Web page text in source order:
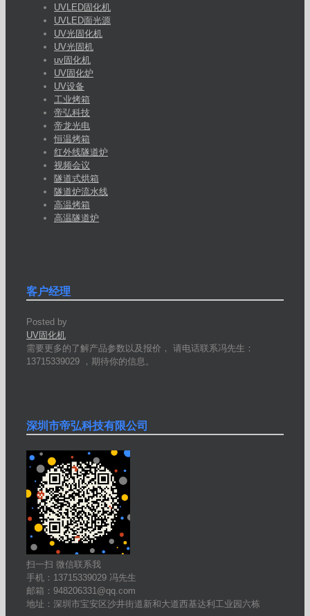
UVLED固化机
UVLED面光源
UV光固化机
UV光固机
uv固化机
UV固化炉
UV设备
工业烤箱
帝弘科技
帝龙光电
恒温烤箱
红外线隧道炉
视频会议
隧道式烘箱
隧道炉流水线
高温烤箱
高温隧道炉
客户经理
Posted by
UV固化机
需要更多的了解产品参数以及报价， 请电话联系冯先生：
13715339029 ，期待你的信息。
深圳市帝弘科技有限公司
扫一扫 微信联系我
手机：13715339029 冯先生
邮箱：948206331@qq.com
地址：深圳市宝安区沙井街道新和大道西基达利工业园六栋